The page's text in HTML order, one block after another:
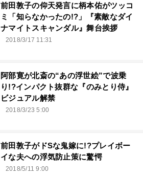
前田敦子の仰天発言に柄本佑がツッコ
ミ「知らなかったの!?」『素敵なダイ
ナマイトスキャンダル』舞台挨拶
2018/3/17 11:31
阿部寛が北斎の“あの浮世絵”で波乗
り!?インパクト抜群な『のみとり侍』
ビジュアル解禁
2018/3/23 5:00
前田敦子がドSな鬼嫁に!?プレイボー
イな夫への浮気防止策に驚愕
2018/5/11 9:00